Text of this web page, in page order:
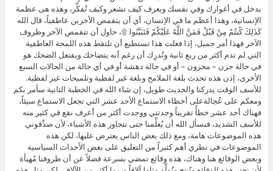
يدخل في أغوارك وفي نفسك ويعرف كيف تشعر وكيف تٌفكِّر، وهذه هى عظمة
الإنسانية، وهذا أعظم ما في الإنسان، أي أن يتقمص الأخرين عاطفياً، قال الله
كَذَلِكَ كُنتُمْ مِنْ قَبْلُ فَمَنَّ اللَّهُ عَلَيْكُمْ فَتَبَيَّنُوا ۩، حاول أن تتقمص الآخر وظروف
الآخر فهذا أمر جميل، إذا فعلت هذا تستطيع أن تلتقط هذه اللمحة العاطفية
التي لم تدم أكثر من ربع ثانية وتُدرِك أن رغم أنه يتضاحك ويفتعل الضحك هو
في حالة حزن – محزون – أو في حالة دهشة أو في أي حالة من الحالات السبع
الأخرى، إذن هذه تحدث بلغة الملامح وبلغة غير لفظية وتلميحات غير لفظية.
للأسف الوقت يدركنا والحديث طويل، إن شاء الله في الخطبة الثانية سأمر بكم
ومعكم على عُجالةعلى أخطاء الاستماع الأحد عشر التي تجعل الاستماع سيئاً،
فهناك أحد عشر خطأً تقريباً وجدتني ووجدت أكثر من أعرف نقع في كثير منه
للأسف الشديد، فنسأل الله أن يُعلِّمنا حتى نتجاوز هذه الأشياء، لأن صدِّقوني
هذه الموضوعات هامة، ومع ذلك بعض الناس يعترض عليها، لكن هذه
الموضوعات في نظري أهم كثيراً من التعليق على بعض الأحداث السياسية
وبعض الوقائع هنا وهناك، هذه وقائع تمضي بسرعة فضلاً عن أن ظروفنا مُهيأة